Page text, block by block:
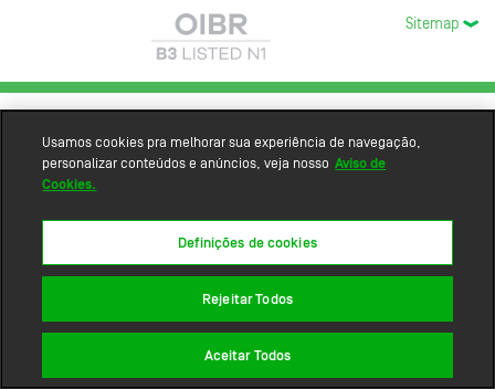
Sitemap
Usamos cookies pra melhorar sua experiência de navegação,
personalizar conteúdos e anúncios, veja nosso Aviso de
Cookies.
Definições de cookies
Rejeitar Todos
Aceitar Todos